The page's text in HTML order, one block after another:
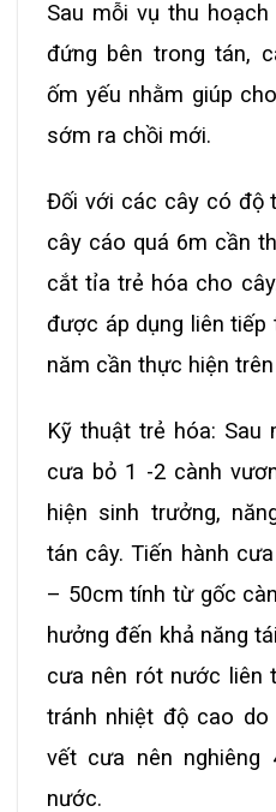
Sau mỗi vụ thu
đứng bên trong tán,
ốm yếu nhằm giúp
sớm ra chồi mới.
Đối với các cây có độ
cây cáo quá 6m cần
cắt tỉa trẻ hóa cho
được áp dụng liên tiếp
năm cần thực hiện
Kỹ thuật trẻ hóa: Sau
cưa bỏ 1 -2 cành
hiện sinh trưởng,
tán cây. Tiến hành
– 50cm tính từ gốc
hưởng đến khả năng
cưa nên rót nước liên
tránh nhiệt độ cao
vết cưa nên nghiêng
nước.